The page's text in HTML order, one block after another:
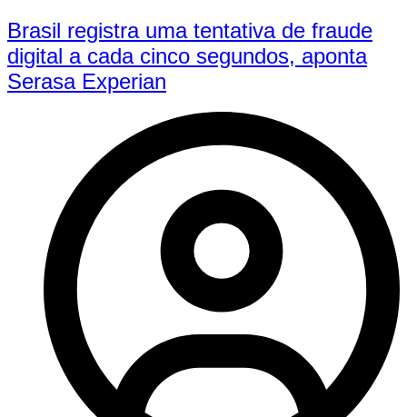
Brasil registra uma tentativa de fraude
digital a cada cinco segundos, aponta
Serasa Experian